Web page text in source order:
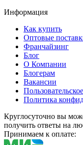
Информация
Как купить
Оптовые
Франчайзинг
Блог
О Компании
Блогерам
Вакансии
Политика
Круглосуточно вы
получить ответы на
Принимаем к оплате: